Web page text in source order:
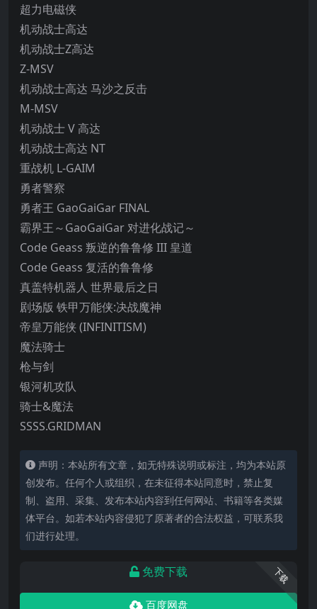
超力电磁侠
机动战士高达
机动战士Ζ高达
Z-MSV
机动战士高达 马沙之反击
M-MSV
机动战士 V 高达
机动战士高达 NT
重战机 L-GAIM
勇者警察
勇者王 GaoGaiGar FINAL
霸界王～GaoGaiGar 对进化战记～
Code Geass 叛逆的鲁鲁修 III 皇道
Code Geass 复活的鲁鲁修
真盖特机器人 世界最后之日
剧场版 铁甲万能侠:决战魔神
帝皇万能侠 (INFINITISM)
魔法骑士
枪与剑
银河机攻队
骑士&魔法
SSSS.GRIDMAN
声明：本站所有文章，如无特殊说明或标注，均为本站原
创发布。任何个人或组织，在未征得本站同意时，禁止复
制、盗用、采集、发布本站内容到任何网站、书籍等各类媒
体平台。如若本站内容侵犯了原著者的合法权益，可联系我
们进行处理。
下载
免费下载
百度网盘